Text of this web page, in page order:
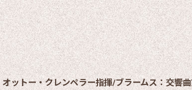
オットー・クレンペラー指揮/ブラームス：交響